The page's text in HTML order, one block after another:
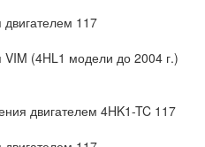
117
(4HL1 модели до 2004 г.)
двигателем 4HK1-TC 117